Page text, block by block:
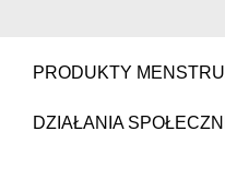
PRODUKTY
DZIAŁANIA